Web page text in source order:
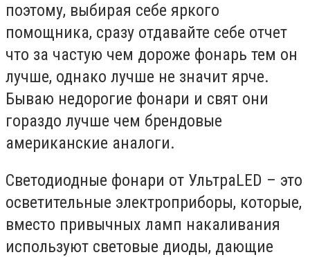
поэтому, выбирая себе яркого
помощника, сразу отдавайте себе отчет
что за частую чем дороже фонарь тем он
лучше, однако лучше не значит ярче.
Бываю недорогие фонари и свят они
гораздо лучше чем брендовые
американские аналоги.
Светодиодные фонари от УльтраLED – это
осветительные электроприборы, которые,
вместо привычных ламп накаливания
используют световые диоды, дающие